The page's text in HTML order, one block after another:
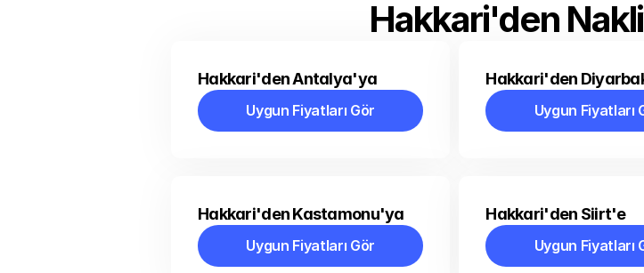
Hakkari'den
Hakkari'den Antalya'ya
Uygun Fiyatları Gör
Uygun Fiyatları Gör
Hakkari'den
Uygun Fiyatları
Uygun Fiyatları
Hakkari'den Kastamonu'ya
Uygun Fiyatları Gör
Uygun Fiyatları Gör
Hakkari'den Siirt'e
Uygun Fiyatları
Uygun Fiyatları